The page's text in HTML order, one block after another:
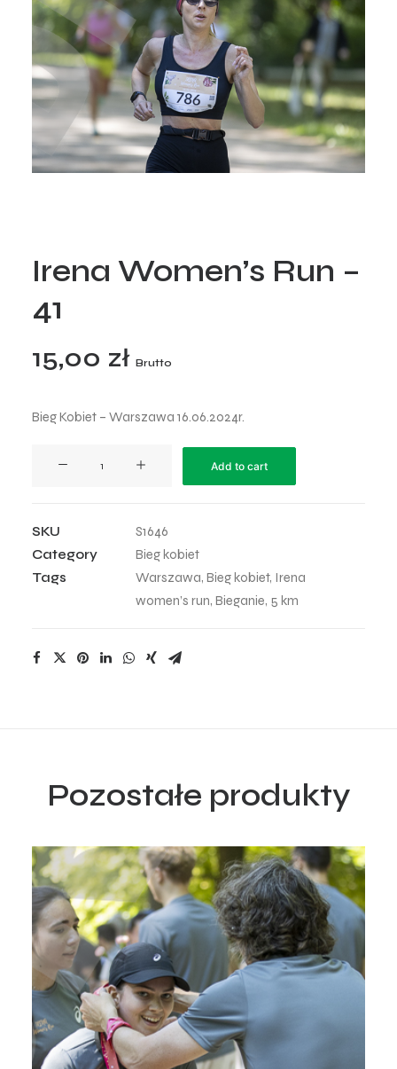
Irena Women’s Run –
41
15,00 zł Brutto
Bieg Kobiet – Warszawa 16.06.2024r.
-
41
quantity
Add to cart
SKU
S1646
Category
Bieg kobiet
Tags
Warszawa, Bieg kobiet, Irena
women’s run, Bieganie, 5 km
Pozostałe produkty